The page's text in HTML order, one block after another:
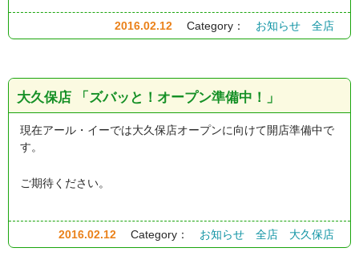
2016.02.12 Category： お知らせ 全店
大久保店 「ズバッと！オープン準備中！」
現在アール・イーでは大久保店オープンに向けて開店準備中で
す。
ご期待ください。
2016.02.12 Category： お知らせ 全店 大久保店